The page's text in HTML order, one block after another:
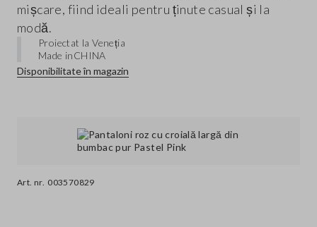
Art. nr. 003570829
mișcare, fiind ideali pentru ținute casual și la
modă.
Proiectat la Veneția
Made inCHINA
Disponibilitate în magazin